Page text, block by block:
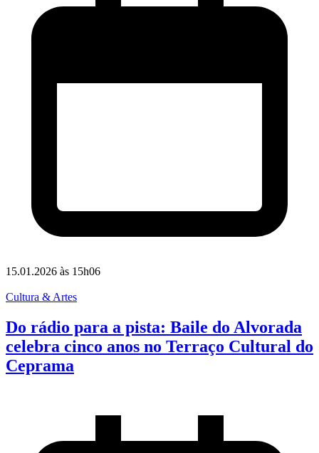
15.01.2026 às 15h06
Cultura & Artes
Do rádio para a pista: Baile do Alvorada
celebra cinco anos no Terraço Cultural do
Ceprama